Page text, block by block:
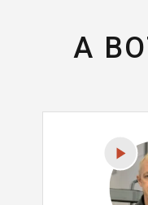
А